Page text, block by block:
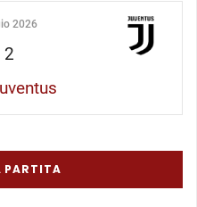
2026
2
PARTITA